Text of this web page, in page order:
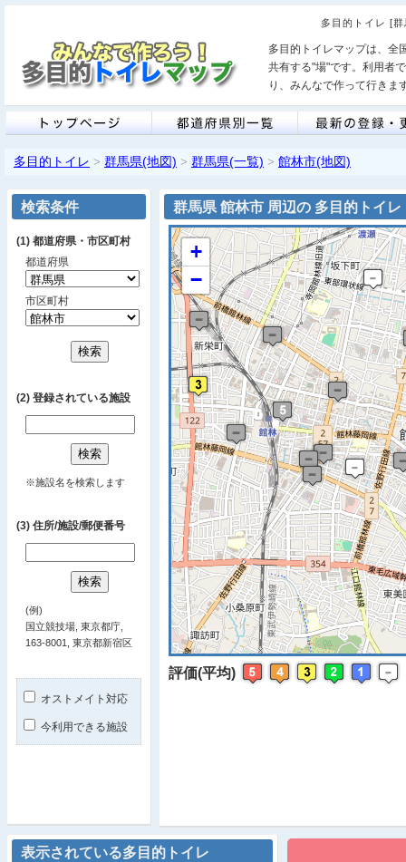
多目的トイレ [
多目的トイレマップは、全
共有する"場"です。利用者
り、みんなで作って行きま
多目的トイレ > 群馬県(地図) > 群馬県(一覧) > 館林市(地図)
群馬県 館林市 周辺の 多目的トイレ
※ マップを
+
−
評価(平均)
検索条件
(1) 都道府県・市区町村
都道府県
市区町村
(2) 登録されている施設
※施設名を検索します
(3) 住所/施設/郵便番号
(例)
国立競技場, 東京都庁,
163-8001, 東京都新宿区
オストメイト対応
今利用できる施設
表示されている多目的トイレ